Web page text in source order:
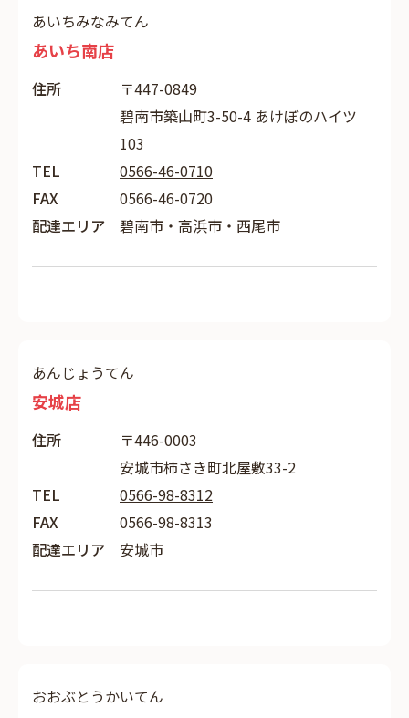
あいちみなみてん
あいち南店
住所
〒447-0849
碧南市築山町3-50-4 あけぼのハイツ
103
TEL
0566-46-0710
FAX
0566-46-0720
配達エリア
碧南市・高浜市・西尾市
あんじょうてん
安城店
住所
〒446-0003
安城市柿さき町北屋敷33-2
TEL
0566-98-8312
FAX
0566-98-8313
配達エリア
安城市
おおぶとうかいてん